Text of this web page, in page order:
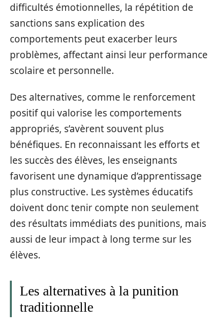
difficultés émotionnelles, la répétition de
sanctions sans explication des
comportements peut exacerber leurs
problèmes, affectant ainsi leur performance
scolaire et personnelle.
Des alternatives, comme le renforcement
positif qui valorise les comportements
appropriés, s’avèrent souvent plus
bénéfiques. En reconnaissant les efforts et
les succès des élèves, les enseignants
favorisent une dynamique d’apprentissage
plus constructive. Les systèmes éducatifs
doivent donc tenir compte non seulement
des résultats immédiats des punitions, mais
aussi de leur impact à long terme sur les
élèves.
Les alternatives à la punition
traditionnelle